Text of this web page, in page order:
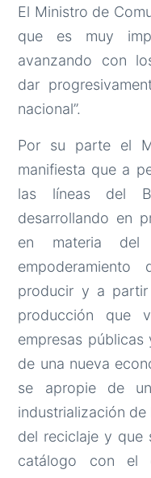
El Ministro de
que es muy
avanzando con
dar
nacional”.
Por su parte el
manifiesta que a
las líneas del
desarrollando en
en materia
producir y a
producción que
empresas
de una nueva
se apropie de
industrialización
del reciclaje y que
catálogo con el